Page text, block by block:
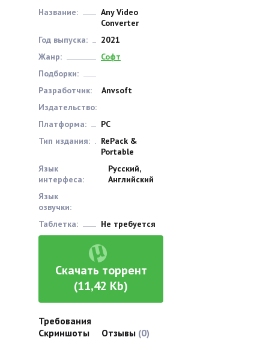
Название:
Any Video
Converter
Год выпуска:
2021
Жанр:
Софт
Подборки:
Разработчик:
Anvsoft
Издательство:
Платформа:
РС
Тип издания:
RePack &
Portable
Язык
интерфеса:
Русский,
Английский
Язык
озвучки:
Таблетка:
Не требуется
Скачать торрент
(11,42 Kb)
Требования
Скриншоты
Отзывы (0)